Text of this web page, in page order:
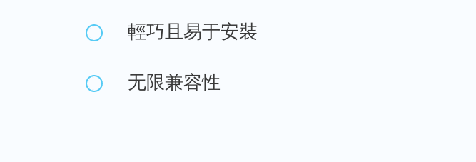
輕巧且易于安裝
无限兼容性